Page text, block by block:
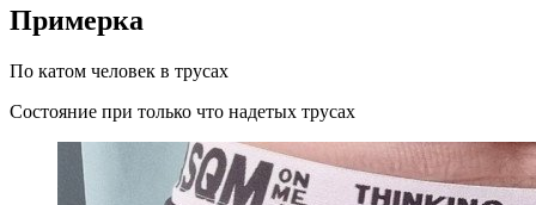
Примерка
По катом человек в трусах
Состояние при только что надетых трусах